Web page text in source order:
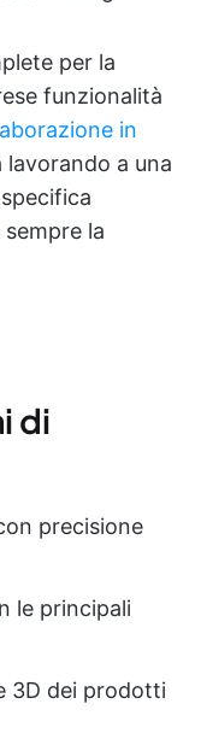
per la
funzionalità
in
lavorando a una
la
di
precisione
le principali
3D dei prodotti